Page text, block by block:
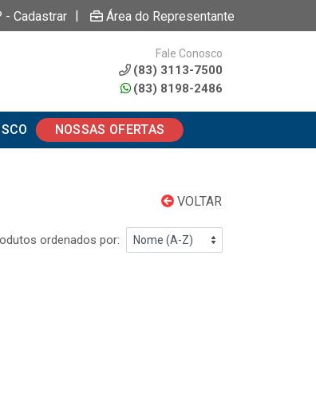
- Cadastrar | Área do Representante
Fale Conosco
(83) 3113-7500
(83) 8198-2486
NOSSAS OFERTAS
VOLTAR
ordenados por: